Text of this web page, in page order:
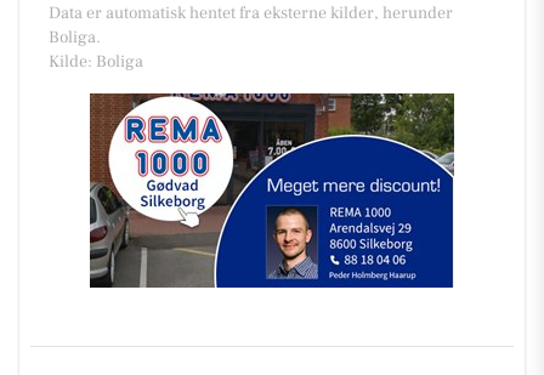
Data er automatisk hentet fra eksterne kilder, herunder
Boliga.
Kilde: Boliga